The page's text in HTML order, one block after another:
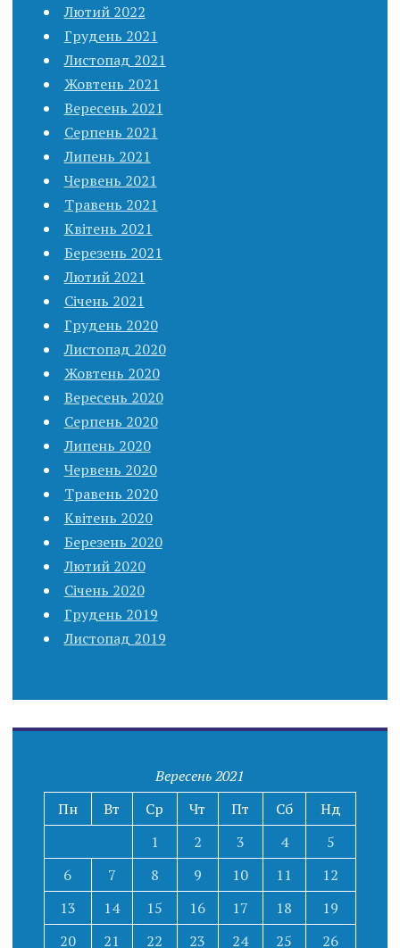
Лютий 2022
Грудень 2021
Листопад 2021
Жовтень 2021
Вересень 2021
Серпень 2021
Липень 2021
Червень 2021
Травень 2021
Квітень 2021
Березень 2021
Лютий 2021
Січень 2021
Грудень 2020
Листопад 2020
Жовтень 2020
Вересень 2020
Серпень 2020
Липень 2020
Червень 2020
Травень 2020
Квітень 2020
Березень 2020
Лютий 2020
Січень 2020
Грудень 2019
Листопад 2019
Вересень 2021
Пн
Вт Ср Чт Пт Сб
Нд
1
2 3 4
5
6
7 8 9 10 11
12
13
14 15 16 17 18
19
20
21 22 23 24 25 26